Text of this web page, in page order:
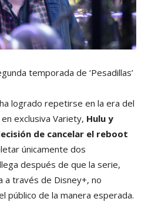
temporada de ‘Pesadillas’
logrado repetirse en la era del
exclusiva Variety, Hulu y
de cancelar el reboot
únicamente dos
después de que la serie,
a través de Disney+, no
público de la manera esperada.